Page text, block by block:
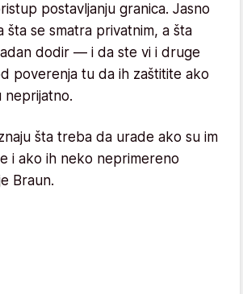
postavljanju granica. Jasno
šta se smatra privatnim, a šta
dodir — i da ste vi i druge
poverenja tu da ih zaštitite ako
neprijatno.
šta treba da urade ako su im
i ako ih neko neprimereno
Braun.